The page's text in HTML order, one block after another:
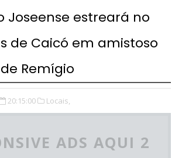
Joseense estreará no
de Caicó em amistoso
Remígio
20:15:00 Locais,
ADS AQUI 2